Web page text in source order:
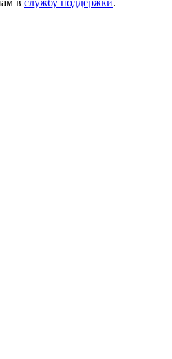
в службу поддержки.